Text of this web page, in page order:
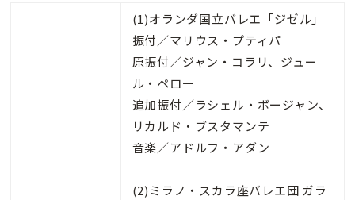
(1)オランダ国立バレエ「ジゼル」
振付／マリウス・プティパ
原振付／ジャン・コラリ、ジュー
ル・ペロー
追加振付／ラシェル・ボージャン、
リカルド・ブスタマンテ
音楽／アドルフ・アダン
(2)ミラノ・スカラ座バレエ団 ガラ